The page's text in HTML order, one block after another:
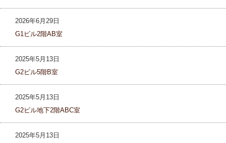
2026年6月29日
G1ビル2階AB室
2025年5月13日
G2ビル5階B室
2025年5月13日
G2ビル地下2階ABC室
2025年5月13日